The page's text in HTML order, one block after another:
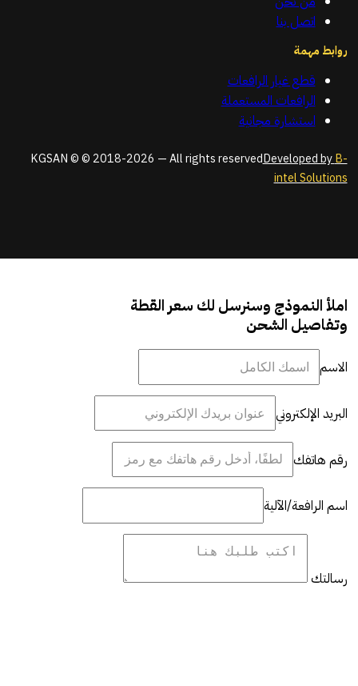
اتصل بنا
روابط مهمة
قطع غيار الرافعات
الرافعات المستعملة
استشارة مجانية
KGSAN © © 2018-2026 — All rights reservedDeveloped byB-
intel Solutions
املأ النموذج وسنرسل لك سعر القطة
وتفاصيل الشحن
الاسم
البريد الإلكتروني
رقم هاتفك
اسم الرافعة/الآلية
رسالتك